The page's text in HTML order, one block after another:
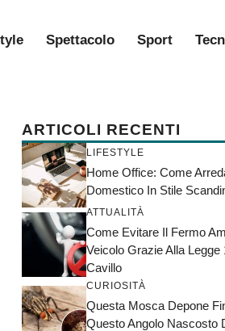
Spettacolo Sport
ARTICOLI RECENTI
LIFESTYLE
Home Office: Come
Domestico In Stile
ATTUALITÀ
Come Evitare Il Fermo
Veicolo Grazie Alla Legge
Cavillo
CURIOSITÀ
Questa Mosca Depone
Questo Angolo Nascosto